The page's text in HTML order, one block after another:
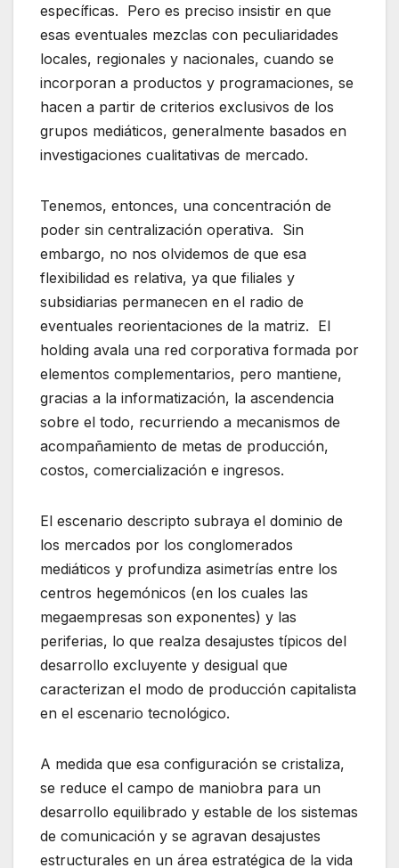
específicas. Pero es preciso insistir en que
esas eventuales mezclas con peculiaridades
locales, regionales y nacionales, cuando se
incorporan a productos y programaciones, se
hacen a partir de criterios exclusivos de los
grupos mediáticos, generalmente basados en
investigaciones cualitativas de mercado.
Tenemos, entonces, una concentración de
poder sin centralización operativa. Sin
embargo, no nos olvidemos de que esa
flexibilidad es relativa, ya que filiales y
subsidiarias permanecen en el radio de
eventuales reorientaciones de la matriz. El
holding avala una red corporativa formada por
elementos complementarios, pero mantiene,
gracias a la informatización, la ascendencia
sobre el todo, recurriendo a mecanismos de
acompañamiento de metas de producción,
costos, comercialización e ingresos.
El escenario descripto subraya el dominio de
los mercados por los conglomerados
mediáticos y profundiza asimetrías entre los
centros hegemónicos (en los cuales las
megaempresas son exponentes) y las
periferias, lo que realza desajustes típicos del
desarrollo excluyente y desigual que
caracterizan el modo de producción capitalista
en el escenario tecnológico.
A medida que esa configuración se cristaliza,
se reduce el campo de maniobra para un
desarrollo equilibrado y estable de los sistemas
de comunicación y se agravan desajustes
estructurales en un área estratégica de la vida